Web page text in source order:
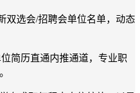
双选会/招聘会单位名单，动态
简历直通内推通道，专业职